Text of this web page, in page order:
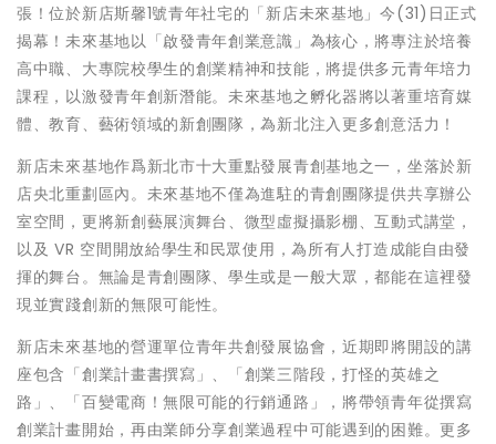
張！位於新店斯馨1號青年社宅的「新店未來基地」今(31)日正式
揭幕！未來基地以「啟發青年創業意識」為核心，將專注於培養
高中職、大專院校學生的創業精神和技能，將提供多元青年培力
課程，以激發青年創新潛能。未來基地之孵化器將以著重培育媒
體、教育、藝術領域的新創團隊，為新北注入更多創意活力！
新店未來基地作爲新北市十大重點發展青創基地之一，坐落於新
店央北重劃區內。未來基地不僅為進駐的青創團隊提供共享辦公
室空間，更將新創藝展演舞台、微型虛擬攝影棚、互動式講堂，
以及 VR 空間開放給學生和民眾使用，為所有人打造成能自由發
揮的舞台。無論是青創團隊、學生或是一般大眾，都能在這裡發
現並實踐創新的無限可能性。
新店未來基地的營運單位青年共創發展協會，近期即將開設的講
座包含「創業計畫書撰寫」、「創業三階段，打怪的英雄之
路」、「百變電商！無限可能的行銷通路」，將帶領青年從撰寫
創業計畫開始，再由業師分享創業過程中可能遇到的困難。更多